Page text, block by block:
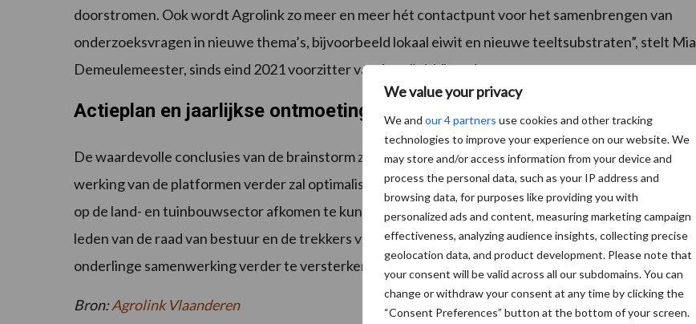
We value your privacy
We and our 4 partners use cookies and other tracking
technologies to improve your experience on our website. We
may store and/or access information from your device and
process the personal data, such as your IP address and
browsing data, for purposes like providing you with
personalized ads and content, measuring marketing campaign
effectiveness, analyzing audience insights, collecting precise
geolocation data, and product development. Please note that
your consent will be valid across all our subdomains. You can
change or withdraw your consent at any time by clicking the
“Consent Preferences” button at the bottom of your screen.
doorstromen. Ook wordt Agrolink zo meer en meer hét contactpunt voor het samenbrengen van
onderzoeksvragen in nieuwe thema’s, bijvoorbeeld lokaal eiwit en nieuwe teeltsubstraten”, stelt Mia
Demeulemeester, sinds eind 2021 voorzitter van Agrolink Vlaanderen.
Actieplan en jaarlijkse ontmoeting Agrolink Vlaanderen
De waardevolle conclusies van de brainstorm zet Agrolink Vlaanderen nu om in een actieplan dat de
werking van de platformen verder zal optimaliseren. Dat is noodzakelijk om de vele uitdagingen die
op de land- en tuinbouwsector afkomen te kunnen aanpakken. “Een jaarlijkse ontmoeting tussen
leden van de raad van bestuur en de trekkers van de platformen lijkt mij alvast een goede basis om de
onderlinge samenwerking verder te versterken”, besluit Mia Demeulemeester.
Bron:Agrolink Vlaanderen